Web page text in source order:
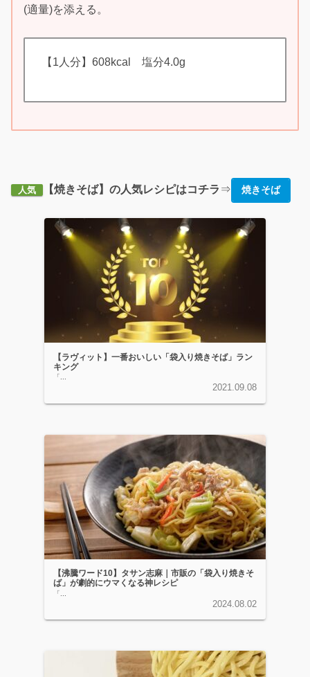
(適量)を添える。
【1人分】608kcal 塩分4.0g
人気 【焼きそば】の人気レシピはコチラ ⇒ 焼きそば
【ラヴィット】一番おいしい「袋入り焼きそば」ラン
キング
「...
2021.09.08
【沸騰ワード10】タサン志麻｜市販の「袋入り焼きそ
ば」が劇的にウマくなる神レシピ
「...
2024.08.02